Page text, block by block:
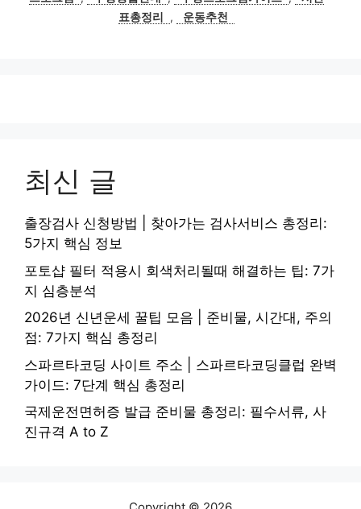
표총정리
, 운동추천
최신 글
출장검사 신청방법 | 찾아가는 검사서비스 총정리:
5가지 핵심 정보
포토샵 필터 적용시 회색처리될때 해결하는 팁: 7가
지 심층분석
2026년 신년운세 꿀팁 모음 | 준비물, 시간대, 주의
점: 7가지 핵심 총정리
스파르타코딩 사이트 주소 | 스파르타코딩클럽 완벽
가이드: 7단계 핵심 총정리
국제운전면허증 발급 준비물 총정리: 필수서류, 사
진규격 A to Z